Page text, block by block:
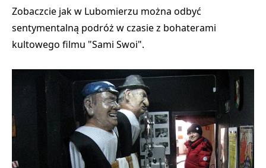
Zobaczcie jak w Lubomierzu można odbyć
sentymentalną podróż w czasiez bohaterami
kultowego filmu "Sami Swoi".